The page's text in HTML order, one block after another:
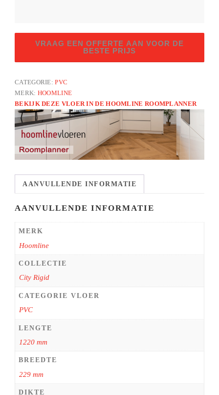
Click
aantal
VRAAG EEN OFFERTE AAN VOOR DE
BESTE PRIJS
CATEGORIE:PVC
MERK: HOOMLINE
BEKIJK DEZE VLOER IN DE HOOMLINE ROOMPLANNER
AANVULLENDE INFORMATIE
AANVULLENDE INFORMATIE
MERK
Hoomline
COLLECTIE
City Rigid
CATEGORIE VLOER
PVC
LENGTE
1220 mm
BREEDTE
229 mm
DIKTE